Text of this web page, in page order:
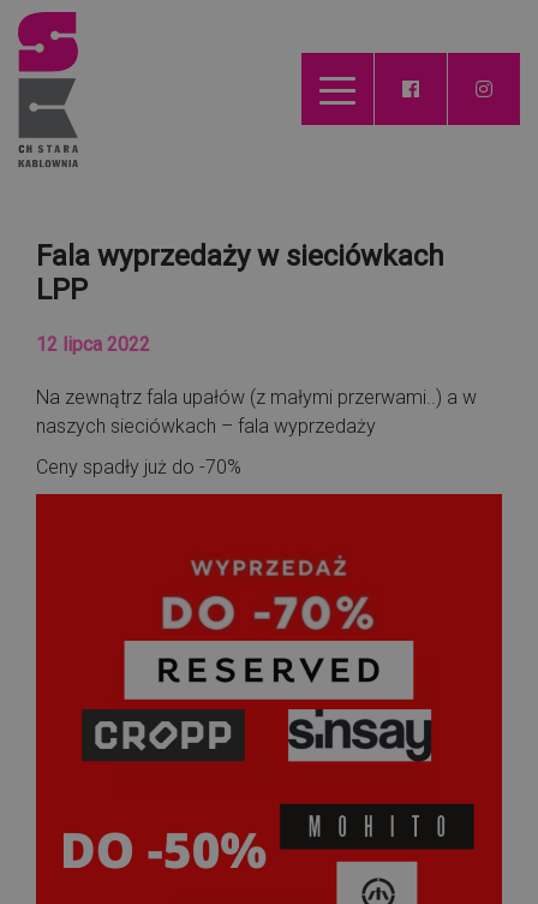
Fala wyprzedaży w sieciówkach
LPP
12 lipca 2022
Na zewnątrz fala upałów (z małymi przerwami..) a w
naszych sieciówkach – fala wyprzedaży
Ceny spadły już do -70%